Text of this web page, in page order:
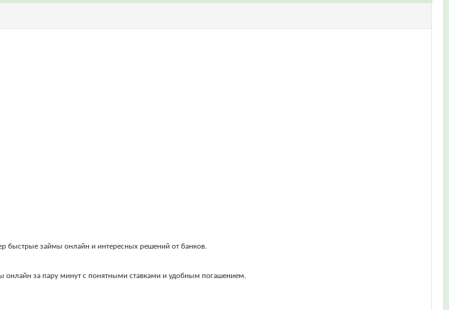
быстрые займы онлайн и интересных решений от банков.
онлайн за пару минут с понятными ставками и удобным погашением.